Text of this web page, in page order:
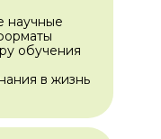
научные
обучения
в жизнь